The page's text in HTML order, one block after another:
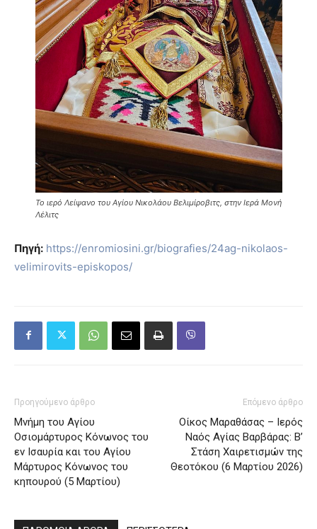
Το ιερό Λείψανο του Αγίου Νικολάου Βελιμίροβιτς, στην Ιερά Μονή
Λέλιτς
Πηγή: https://enromiosini.gr/biografies/24ag-nikolaos-
velimirovits-episkopos/
Προηγούμενο άρθρο
Μνήμη του Aγίου
Oσιομάρτυρος Kόνωνος του
εν Iσαυρία και του Αγίου
Μάρτυρος Κόνωνος του
κηπουρού (5 Μαρτίου)
Επόμενο άρθρο
Οίκος Μαραθάσας – Ιερός
Ναός Αγίας Βαρβάρας: Β’
Στάση Χαιρετισμών της
Θεοτόκου (6 Μαρτίου 2026)